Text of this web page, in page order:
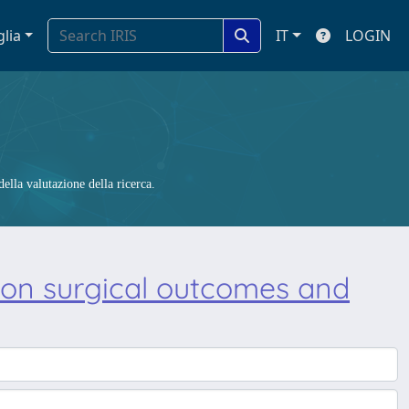
IT LOGIN
valutazione della ricerca.
surgical outcomes and